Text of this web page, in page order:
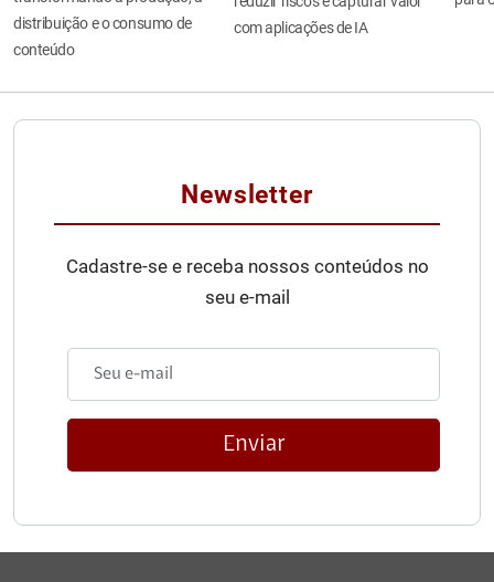
distribuição e o consumo de
conteúdo
com aplicações de IA
Newsletter
Cadastre-se e receba nossos conteúdos no
seu e-mail
Enviar